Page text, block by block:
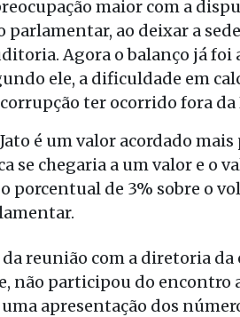
maior com a
ao deixar a
Agora o balanço já foi
ele, a dificuldade em
ter ocorrido fora da
é um valor acordado
se chegaria a um valor e o
porcentual de 3% sobre o
reunião com a diretoria da
não participou do encontro
apresentação dos